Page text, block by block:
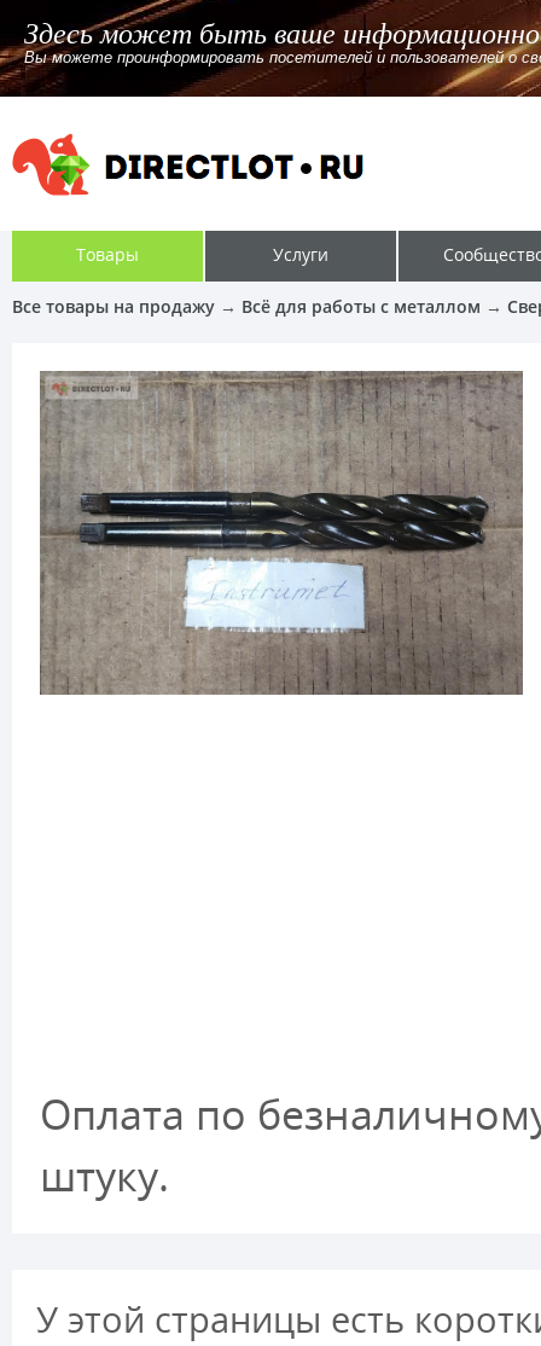
Здесь может быть ваше
Вы можете проинформировать посетителей и пользователей о
Товары Услуги
Все товары на продажу → Всё для работы с металлом →
Оплата по
штуку.
У этой страницы есть